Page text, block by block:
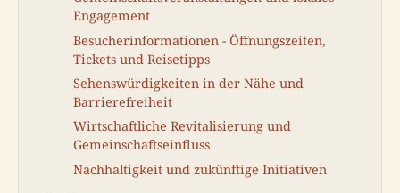
Engagement
Besucherinformationen - Öffnungszeiten,
Tickets und Reisetipps
Sehenswürdigkeiten in der Nähe und
Barrierefreiheit
Wirtschaftliche Revitalisierung und
Gemeinschaftseinfluss
Nachhaltigkeit und zukünftige Initiativen